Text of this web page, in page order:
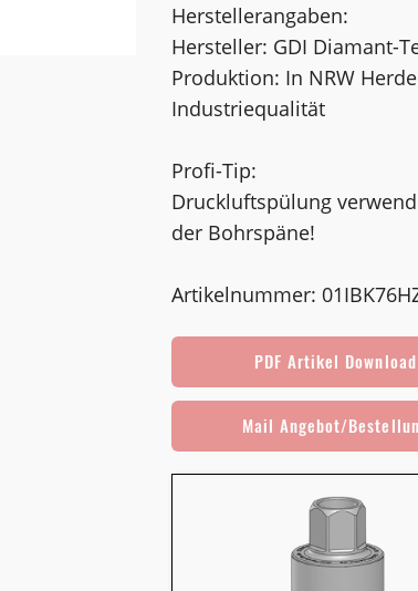
Herstellerangaben:
Hersteller: GDI Diamant-
Produktion: In NRW
Industriequalität
Profi-Tip:
Druckluftspülung
der Bohrspäne!
Artikelnummer:
PDF Artikel Download
Mail Angebot/